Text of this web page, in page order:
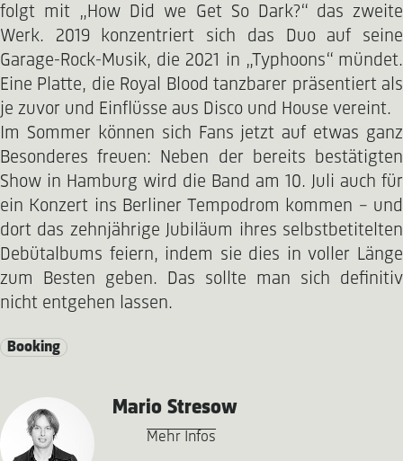
folgt mit „How Did we Get So Dark?“ das zweite
Werk. 2019 konzentriert sich das Duo auf seine
Garage-Rock-Musik, die 2021 in „Typhoons“ mündet.
Eine Platte, die Royal Blood tanzbarer präsentiert als
je zuvor und Einflüsse aus Disco und House vereint.
Im Sommer können sich Fans jetzt auf etwas ganz
Besonderes freuen: Neben der bereits bestätigten
Show in Hamburg wird die Band am 10. Juli auch für
ein Konzert ins Berliner Tempodrom kommen – und
dort das zehnjährige Jubiläum ihres selbstbetitelten
Debütalbums feiern, indem sie dies in voller Länge
zum Besten geben. Das sollte man sich definitiv
nicht entgehen lassen.
Booking
Mario Stresow
Mehr Infos